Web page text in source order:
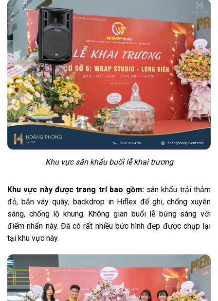
Khu vực sân khấu buổi lễ khai trương
Khu vực này được trang trí bao gồm:sân khấu trải thảm
đỏ, bắn váy quây; backdrop in Hiflex đế ghi, chống xuyên
sáng, chống lộ khung. Không gian buổi lễ bừng sáng với
điểm nhấn này. Đã có rất nhiều bức hình đẹp được chụp lại
tại khu vực này.